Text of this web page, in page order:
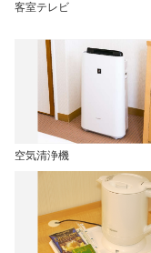
客室テレビ
空気清浄機